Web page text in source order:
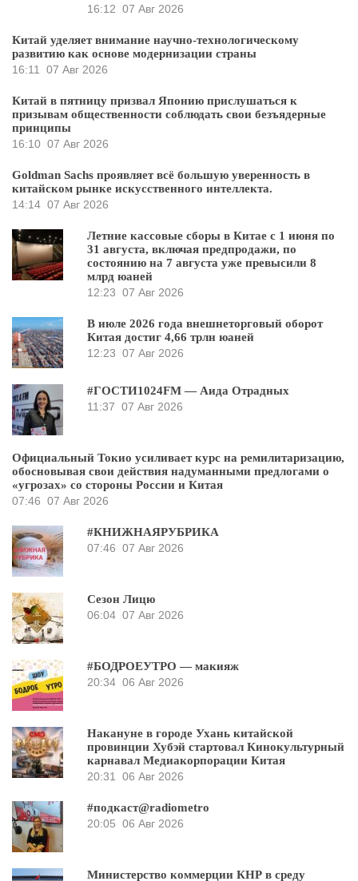
16:12 07 Авг 2026
Китай уделяет внимание научно-технологическому
развитию как основе модернизации страны
16:11
07 Авг 2026
Китай в пятницу призвал Японию прислушаться к
призывам общественности соблюдать свои безъядерные
принципы
16:10 07 Авг 2026
Goldman Sachs проявляет всё большую уверенность в
китайском рынке искусственного интеллекта.
14:14 07 Авг 2026
Летние кассовые сборы в Китае с 1 июня по
31 августа, включая предпродажи, по
состоянию на 7 августа уже превысили 8
млрд юаней
12:23 07 Авг 2026
В июле 2026 года внешнеторговый оборот
Китая достиг 4,66 трлн юаней
12:23 07 Авг 2026
#ГОСТИ1024FM — Аида Отрадных
11:37 07 Авг 2026
Официальный Токио усиливает курс на ремилитаризацию,
обосновывая свои действия надуманными предлогами о
«угрозах» со стороны России и Китая
07:46 07 Авг 2026
#КНИЖНАЯРУБРИКА
07:46 07 Авг 2026
Сезон Лицю
06:04 07 Авг 2026
#БОДРОЕУТРО — макияж
20:34 06 Авг 2026
Накануне в городе Ухань китайской
провинции Хубэй стартовал Кинокультурный
карнавал Медиакорпорации Китая
20:31
06 Авг 2026
#подкаст@radiometro
20:05 06 Авг 2026
Министерство коммерции КНР в среду